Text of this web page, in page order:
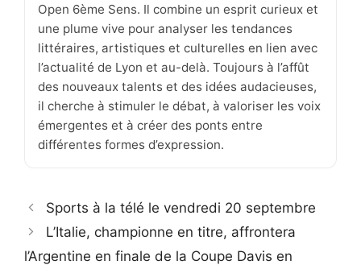
Open 6ème Sens. Il combine un esprit curieux et
une plume vive pour analyser les tendances
littéraires, artistiques et culturelles en lien avec
l’actualité de Lyon et au-delà. Toujours à l’affût
des nouveaux talents et des idées audacieuses,
il cherche à stimuler le débat, à valoriser les voix
émergentes et à créer des ponts entre
différentes formes d’expression.
Sports à la télé le vendredi 20 septembre
L’Italie, championne en titre, affrontera
l’Argentine en finale de la Coupe Davis en